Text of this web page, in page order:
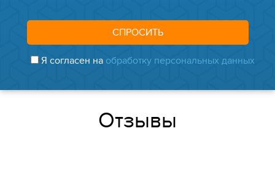
Я согласен на обработку персональных данных
Отзывы